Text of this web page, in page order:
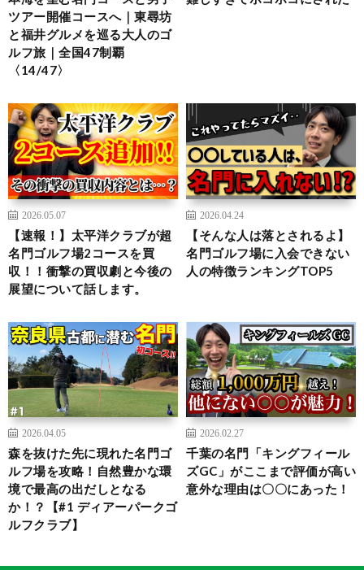
ツアー開催コースへ｜東尋坊
と福井グルメを巡る大人のゴ
ルフ旅｜全国47制覇
〈14/47〉
2026.05.07
【速報！】太平洋クラブが超
名門ゴルフ場2コースを買
収！！衝撃の買収劇と今後の
展望について話します。
2026.04.24
【そんな人は落とされるよ】
名門ゴルフ場に入会できない
人の特徴ランキングTOP5
2026.04.05
森を抜けた先に現れた名門ゴ
ルフ場を攻略！自然豊かな環
境で最高の出だしとなる
か！？【#1 ディアーパークゴ
ルフクラブ】
2026.02.27
千葉の名門「キングフィール
ズGC」がここまで評価が高い
意外な理由は〇〇にあった！